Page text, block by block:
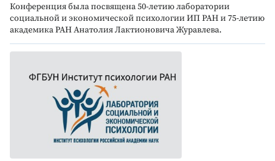
Конференция была посвящена 50-летию лаборатории
социальной и экономической психологии ИП РАН и 75-летию
академика РАН Анатолия Лактионовича Журавлева.